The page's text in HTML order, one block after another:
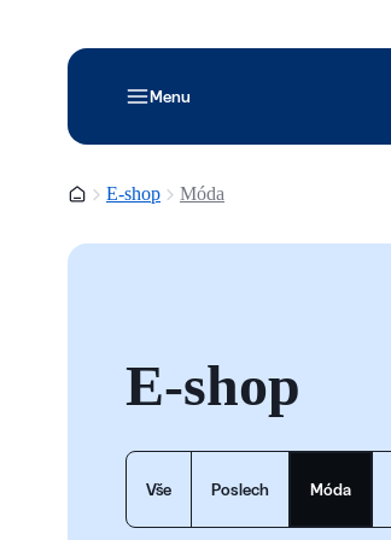
Menu
Domovská stránka
E-shop Móda
E-shop
Vše Poslech Móda